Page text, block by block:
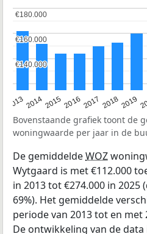
20132014201520162017 20182019
€140.000
€140.000
€160.000
€160.000
€180.000
€180.000
Bovenstaande grafiek toont de
woningwaarde per jaar in de
De gemiddeldeWOZ
Wytgaard is met €112.000
in 2013 tot €274.000 in 2025
69%). Het gemiddelde
periode van 2013 tot en met
De ontwikkeling van de